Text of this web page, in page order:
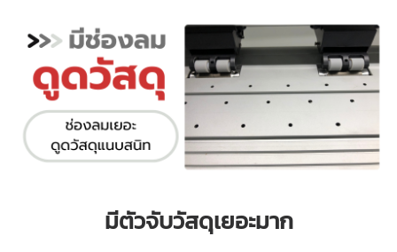
มีตัวจับวัสดุเยอะมาก